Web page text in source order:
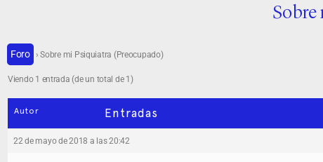
Sobre
Foro › Sobre mi Psiquiatra (Preocupado)
Viendo 1 entrada (de un total de 1)
Autor Entradas
22 de mayo de 2018 a las 20:42